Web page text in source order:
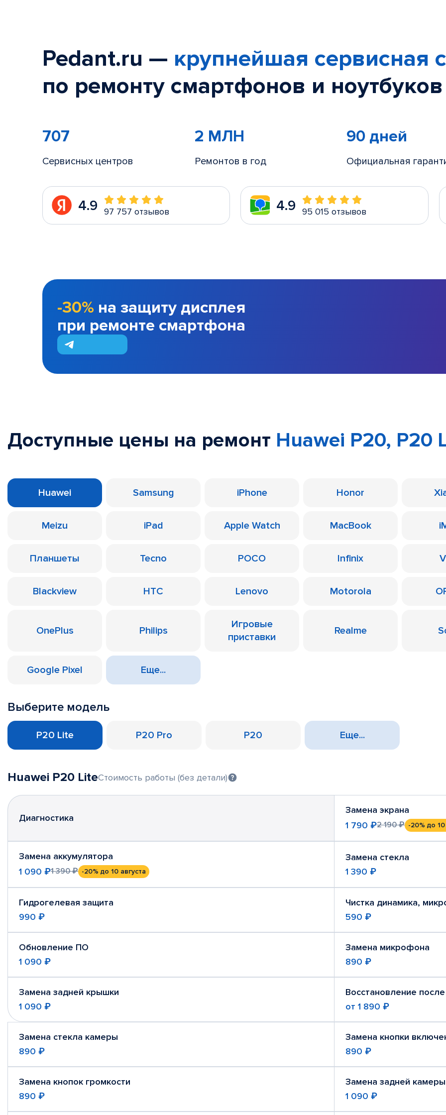
Pedant.ru — крупнейшая сервисная
по ремонту смартфонов и
707
Сервисных центров
2 МЛН
Ремонтов в год
90 дней
Официальная
4.9 97 757 отзывов 4.9 95 015 отзывов
-30% на защиту дисплея
при ремонте смартфона
Доступные цены на ремонт Huawei P20, P20
Huawei Samsung iPhone Honor
Meizu iPad Apple Watch MacBook
Планшеты Tecno POCO Infinix
Blackview HTC Lenovo Motorola
OnePlus Philips
Игровые
приставки
Realme
Google Pixel Еще...
Выберите модель
P20 Lite P20 Pro P20 Еще...
Huawei P20 LiteСтоимость работы (без детали)
Диагностика
Замена экрана
1 790 ₽2 190 ₽ -20% до 10
Замена аккумулятора
1 090 ₽1 390 ₽ -20% до 10 августа
Замена стекла
1 390 ₽
Гидрогелевая защита
990 ₽
Чистка динамика,
590 ₽
Обновление ПО
1 090 ₽
Замена микрофона
890 ₽
Замена задней крышки
1 090 ₽
Восстановление
от 1 890 ₽
Замена стекла камеры
890 ₽
Замена кнопки
890 ₽
Замена кнопок громкости
890 ₽
Замена задней камеры
1 090 ₽